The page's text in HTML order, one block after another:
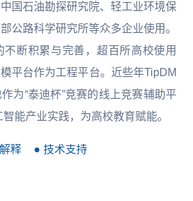
国石油勘探研究院、轻工业环境保
公路科学研究所等众多企业使用。
不断积累与完善，超百所高校使用
平台作为工程平台。近些年TipDM
为“泰迪杯”竞赛的线上竞赛辅助平
能产业实践，为高校教育赋能。
释 ● 技术支持